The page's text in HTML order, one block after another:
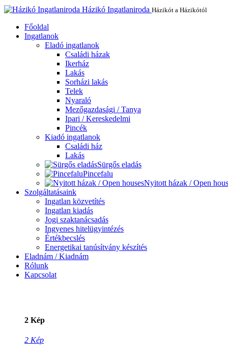
Házikó Ingatlaniroda Házikót a Házikótól
Főoldal
Ingatlanok
Eladó ingatlanok
Családi házak
Ikerház
Lakás
Sorházi lakás
Telek
Nyaraló
Mezőgazdasági / Tanya
Ipari / Kereskedelmi
Pincék
Kiadó ingatlanok
Családi ház
Lakás
Sürgős eladás
Pincefalu
Nyitott házak / Open
Szolgáltatásaink
Ingatlan közvetítés
Ingatlan kiadás
Jogi szaktanácsadás
Ingyenes hitelügyintézés
Értékbecslés
Energetikai tanúsítvány készítés
Eladnám / Kiadnám
Rólunk
Kapcsolat
2 Kép
2 Kép